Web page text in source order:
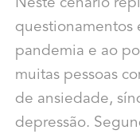
Neste cenário
questionamentos
pandemia e ao
muitas pessoas
de ansiedade,
depressão.